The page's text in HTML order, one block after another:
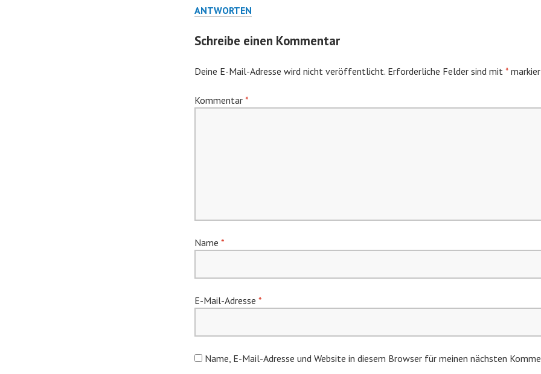
ANTWORTEN
Schreibe einen Kommentar
Deine E-Mail-Adresse wird nicht veröffentlicht. Erforderliche Felder sind mit *
Kommentar *
Name *
E-Mail-Adresse *
Name, E-Mail-Adresse und Website in diesem Browser für meinen nächsten